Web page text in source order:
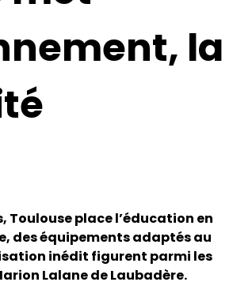
la
Toulouse place l’éducation en
des équipements adaptés au
inédit figurent parmi les
Lalane de Laubadère.